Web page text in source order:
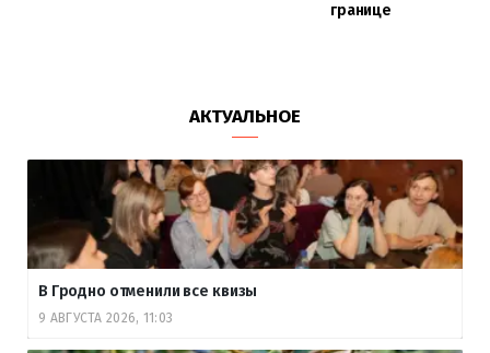
границе
АКТУАЛЬНОЕ
В Гродно отменили все квизы
9 АВГУСТА 2026, 11:03